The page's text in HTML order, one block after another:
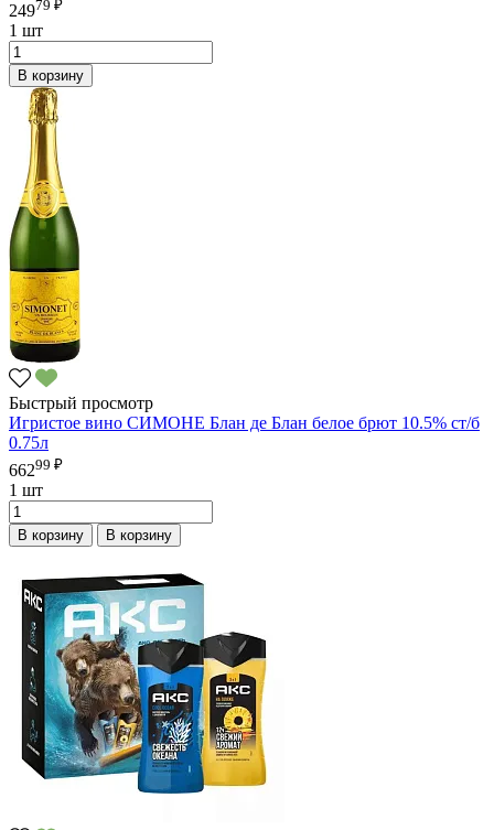
24979 ₽
1 шт
В корзину
Быстрый просмотр
Игристое вино СИМОНЕ Блан де Блан белое брют 10.5% ст/б
0.75л
66299 ₽
1 шт
В корзину В корзину